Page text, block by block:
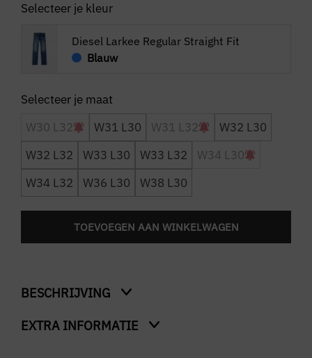
Selecteer je kleur
Diesel Larkee Regular Straight Fit
Blauw
W30 L32 W31 L30 W31 L32
W32 L30
W32 L32
W33 L30 W33 L32
W34 L30
W34 L32
W36 L30 W38 L30
TOEVOEGEN AAN WINKELWAGEN
BESCHRIJVING
Larkee Regular Straight Fit
EXTRA INFORMATIE